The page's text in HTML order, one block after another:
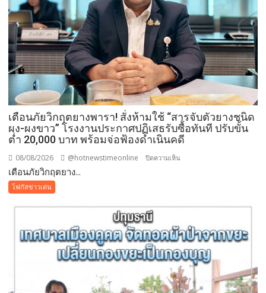
อุดรธานี
2569
เปิด
พื้นที่
ศรัทธา
คู่
ขนาน
พืช
สวน
เตือนภัยวิกฤตยางพารา! สั่งห้ามใช้ “สารจับตัวยางชนิด
ผง-ผงขาว” โรงงานประกาศปฏิเสธรับซื้อทันที ปรับขั้น
ต่ำ 20,000 บาท พร้อมจ่อฟ้องดำเนินคดี
08/08/2026 @hotnewstimeonline ปิดความเห็น
ยางพารา!
ห้าม
ใช้
“สาร
จับ
ตัว
เตือนภัยวิกฤตยาง...
โฟกัสข่าวเด่น